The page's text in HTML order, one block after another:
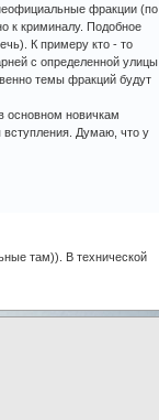
фракции (по
к криминалу. Подобное
К примеру кто - то
с определенной улицы
темы фракций будут
основном новичкам
вступления. Думаю, что у
там)). В технической